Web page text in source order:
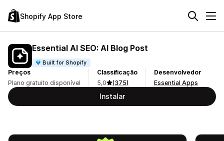
Shopify App Store
Essential AI SEO: AI Blog Post
Built for Shopify
Preços
Plano gratuito disponível
Classificação
5,0
(375)
Desenvolvedor
Essential Apps
Instalar